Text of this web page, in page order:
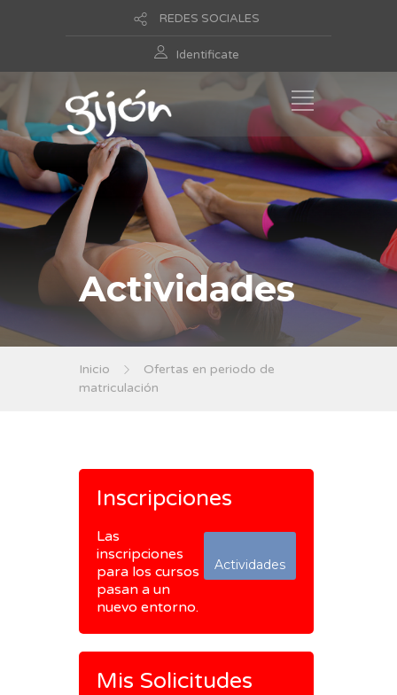
REDES SOCIALES
Identificate
Actividades
Inicio
Ofertas en periodo de
matriculación
Inscripciones
Las
inscripciones
para los cursos
pasan a un
nuevo entorno.
Actividades
Mis Solicitudes